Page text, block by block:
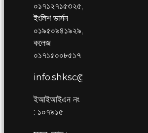
০১৭১২৭১৫৩২৫,
ইংলিশ ভার্সন
০১৯৫০৯৪১৯২৯,
কলেজ
০১৭১৫০০৮৫১৭
info.shksc@gmail.com
ইআইআইএন নং
: ১০৭৯১৫